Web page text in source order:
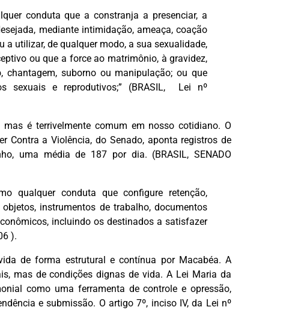
conduta que a constranja a presenciar, a
mediante intimidação, ameaça, coação
utilizar, de qualquer modo, a sua sexualidade,
ou que a force ao matrimônio, à gravidez,
suborno ou manipulação; ou que
sexuais e reprodutivos;” (BRASIL, Lei nº
é terrivelmente comum em nosso cotidiano. O
Contra a Violência, do Senado, aponta registros de
uma média de 187 por dia. (BRASIL, SENADO
qualquer conduta que configure retenção,
instrumentos de trabalho, documentos
incluindo os destinados a satisfazer
).
de forma estrutural e contínua por Macabéa. A
mas de condições dignas de vida. A Lei Maria da
como uma ferramenta de controle e opressão,
e submissão. O artigo 7º, inciso IV, da Lei nº